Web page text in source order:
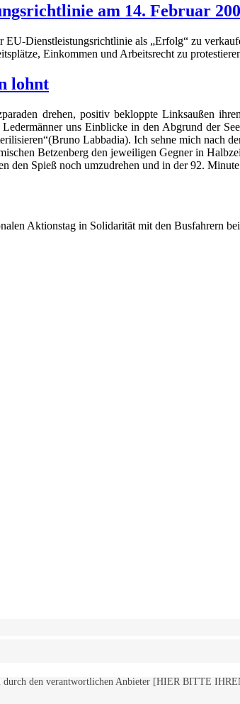
am 14. Februar
Dienstleistungsrichtlinie als „Erfolg“ zu
Einkommen und Arbeitsrecht zu
lohnt
drehen, positiv bekloppte Linksaußen
uns Einblicke in den Abgrund der
Labbadia). Ich sehne mich nach
Betzenberg den jeweiligen Gegner in
den Spieß noch umzudrehen und in der 92.
Aktionstag in Solidarität mit den Busfahrern
durch den verantwortlichen Anbieter [HIER BITTE